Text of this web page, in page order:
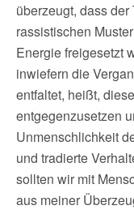
überzeugt, dass
rassistischen
Energie freigesetzt
inwiefern die
entfaltet, heißt,
entgegenzusetzen
Unmenschlichkeit
und tradierte
sollten wir mit
aus meiner